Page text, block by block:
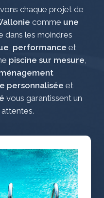
chaque projet de
comme une
dans les moindres
, performance et
piscine sur mesure,
personnalisée et
vous garantissent un